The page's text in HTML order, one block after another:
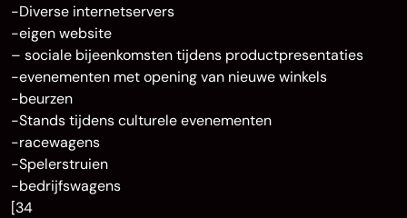
-Diverse internetservers
-eigen website
– sociale bijeenkomsten tijdens productpresentaties
-evenementen met opening van nieuwe winkels
-beurzen
-Stands tijdens culturele evenementen
-racewagens
-Spelerstruien
-bedrijfswagens
[34